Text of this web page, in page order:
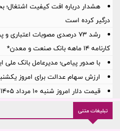
هشدار درباره افت کیفیت اشتغال؛
درگیر کرده است
کارنامه ۱۴ ماهه بانک صنعت و معدن*
با صدور پیامی؛ مدیرعامل بانک ملی
ارزش سهام عدالت برای امروز یکشنبه ۴ مرداد ۱۴۰۵ +
قیمت دلار امروز شنبه ۱۰ مرداد ۱۴۰۵/ افزایش قیمت دلار
تبلیغات متنی